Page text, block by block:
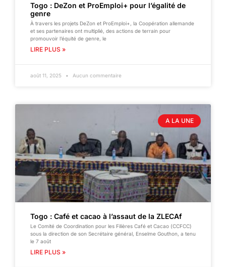
Togo : DeZon et ProEmploi+ pour l’égalité de
genre
À travers les projets DeZon et ProEmploi+, la Coopération allemande
et ses partenaires ont multiplié, des actions de terrain pour
promouvoir l’équité de genre, le
LIRE PLUS »
août 11, 2025 Aucun commentaire
A LA UNE
Togo : Café et cacao à l’assaut de la ZLECAf
Le Comité de Coordination pour les Filières Café et Cacao (CCFCC)
sous la direction de son Secrétaire général, Enselme Gouthon, a tenu
le 7 août
LIRE PLUS »